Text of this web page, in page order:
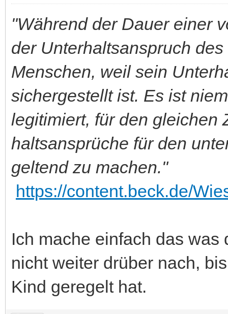
"Während der Dauer einer
der Unterhaltsanspruch
Menschen, weil sein
sichergestellt ist. Es ist
legitimiert, für den gleichen
haltsansprüche für den
geltend zu machen."
https://content.beck.de/
Ich mache einfach das
nicht weiter drüber nach,
Kind geregelt hat.